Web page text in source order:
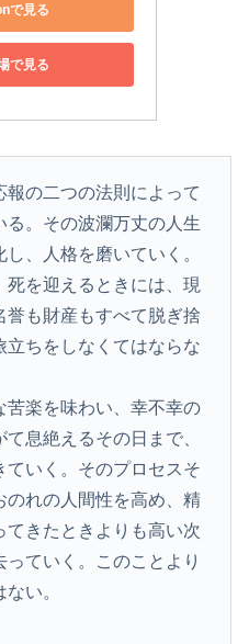
で見る
で見る
の二つの法則によって
。その波瀾万丈の人生
、人格を磨いていく。
を迎えるときには、現
も財産もすべて脱ぎ捨
立ちをしなくてはならな
苦楽を味わい、幸不幸の
息絶えるその日まで、
いく。そのプロセスそ
のれの人間性を高め、精
きたときよりも高い次
ていく。このことより
い。